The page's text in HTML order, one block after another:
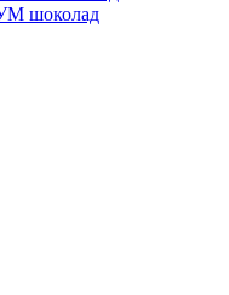
шоколад